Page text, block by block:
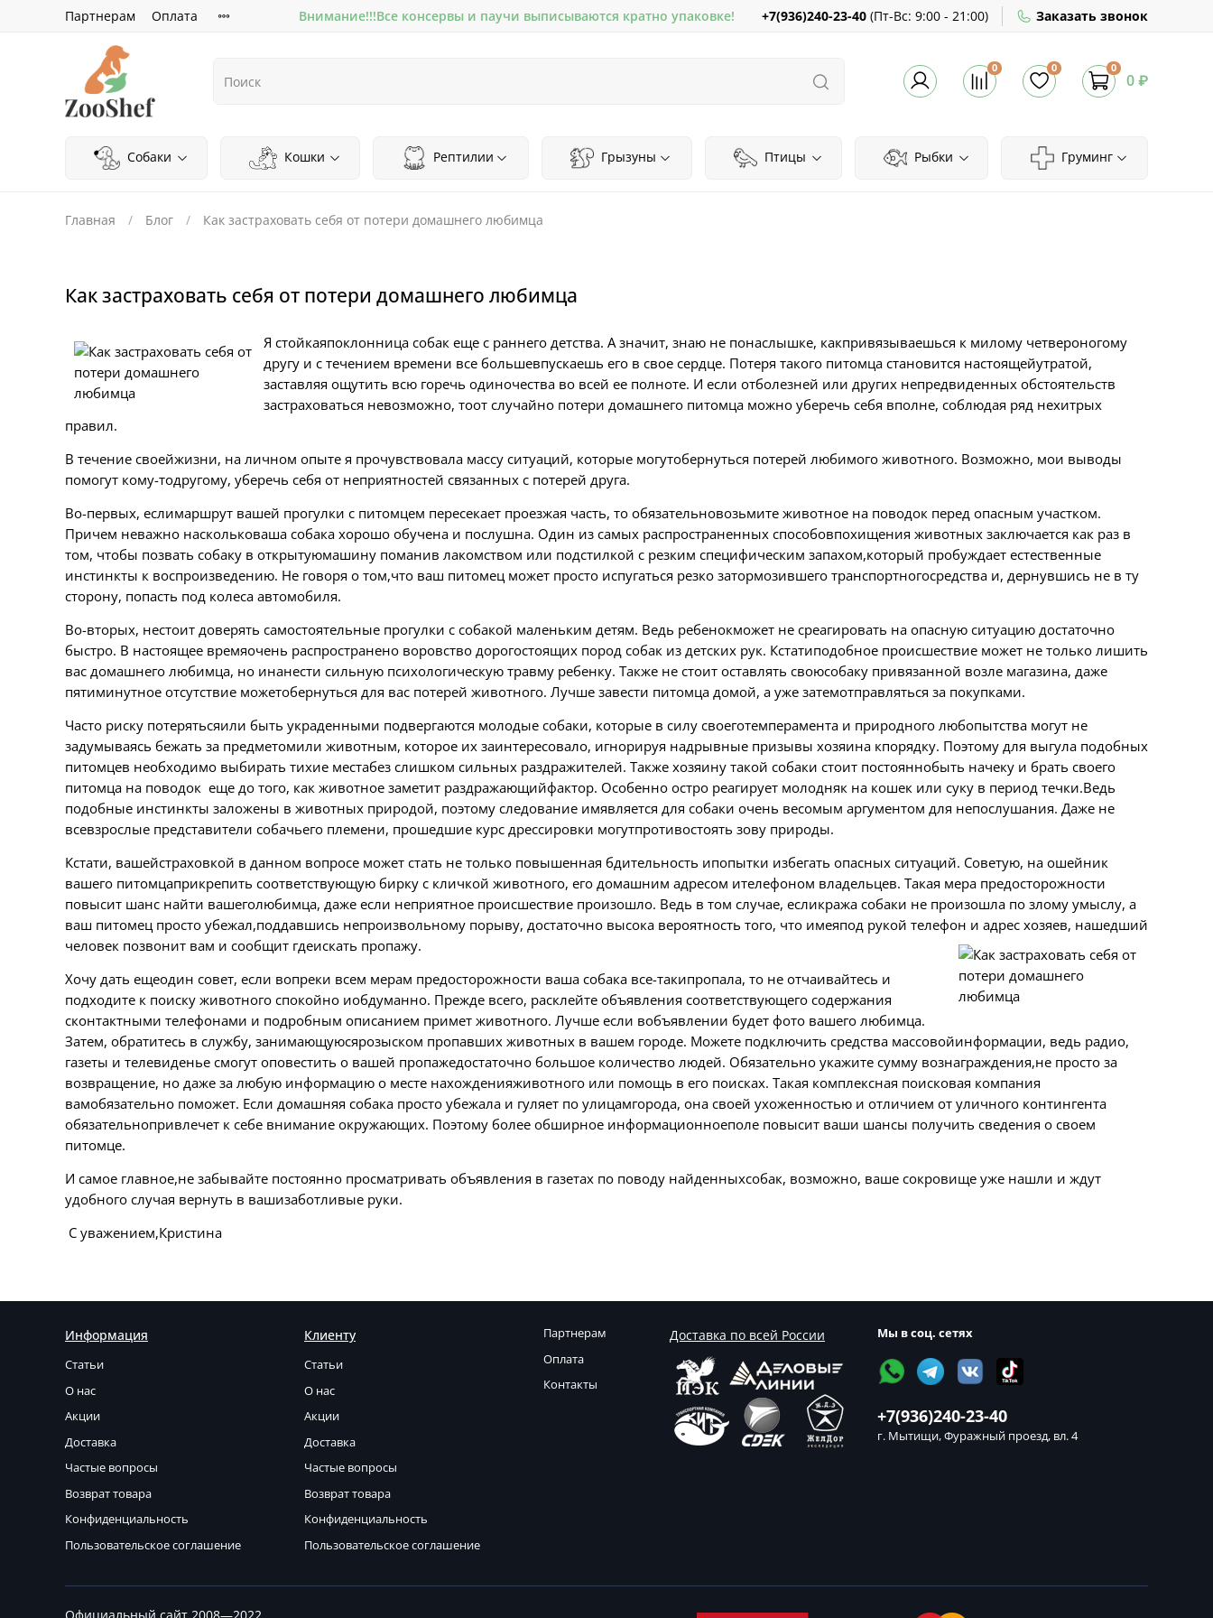
Партнерам Оплата Внимание!!!Все консервы и паучи выписываются кратно упаковке! +7(936)240-23-40 (Пт-Вс: 9:00 - 21:00) Заказать звонок
0 0 0
0 ₽
Собаки Кошки Рептилии Грызуны Птицы Рыбки Груминг
Главная Блог Как застраховать себя от потери домашнего любимца
Как застраховать себя от потери домашнего любимца
Я стойкаяпоклонница собак еще с раннего детства. А значит, знаю не понаслышке, какпривязываешься к милому четвероногому
другу и с течением времени все большевпускаешь его в свое сердце. Потеря такого питомца становится настоящейутратой,
заставляя ощутить всю горечь одиночества во всей ее полноте. И если отболезней или других непредвиденных обстоятельств
застраховаться невозможно, тоот случайно потери домашнего питомца можно уберечь себя вполне, соблюдая ряд нехитрых
правил.
В течение своейжизни, на личном опыте я прочувствовала массу ситуаций, которые могутобернуться потерей любимого животного. Возможно, мои выводы
помогут кому-тодругому, уберечь себя от неприятностей связанных с потерей друга.
Во-первых, еслимаршрут вашей прогулки с питомцем пересекает проезжая часть, то обязательновозьмите животное на поводок перед опасным участком.
Причем неважно наскольковаша собака хорошо обучена и послушна. Один из самых распространенных способовпохищения животных заключается как раз в
том, чтобы позвать собаку в открытуюмашину поманив лакомством или подстилкой с резким специфическим запахом,который пробуждает естественные
инстинкты к воспроизведению. Не говоря о том,что ваш питомец может просто испугаться резко затормозившего транспортногосредства и, дернувшись не в ту
сторону, попасть под колеса автомобиля.
Во-вторых, нестоит доверять самостоятельные прогулки с собакой маленьким детям. Ведь ребенокможет не среагировать на опасную ситуацию достаточно
быстро. В настоящее времяочень распространено воровство дорогостоящих пород собак из детских рук. Кстатиподобное происшествие может не только лишить
вас домашнего любимца, но инанести сильную психологическую травму ребенку. Также не стоит оставлять своюсобаку привязанной возле магазина, даже
пятиминутное отсутствие можетобернуться для вас потерей животного. Лучше завести питомца домой, а уже затемотправляться за покупками.
Часто риску потерятьсяили быть украденными подвергаются молодые собаки, которые в силу своеготемперамента и природного любопытства могут не
задумываясь бежать за предметомили животным, которое их заинтересовало, игнорируя надрывные призывы хозяина кпорядку. Поэтому для выгула подобных
питомцев необходимо выбирать тихие местабез слишком сильных раздражителей. Также хозяину такой собаки стоит постояннобыть начеку и брать своего
питомца на поводок еще до того, как животное заметит раздражающийфактор. Особенно остро реагирует молодняк на кошек или суку в период течки.Ведь
подобные инстинкты заложены в животных природой, поэтому следование имявляется для собаки очень весомым аргументом для непослушания. Даже не
всевзрослые представители собачьего племени, прошедшие курс дрессировки могутпротивостоять зову природы.
Кстати, вашейстраховкой в данном вопросе может стать не только повышенная бдительность ипопытки избегать опасных ситуаций. Советую, на ошейник
вашего питомцаприкрепить соответствующую бирку с кличкой животного, его домашним адресом ителефоном владельцев. Такая мера предосторожности
повысит шанс найти вашеголюбимца, даже если неприятное происшествие произошло. Ведь в том случае, есликража собаки не произошла по злому умыслу, а
ваш питомец просто убежал,поддавшись непроизвольному порыву, достаточно высока вероятность того, что имеяпод рукой телефон и адрес хозяев, нашедший
человек позвонит вам и сообщит гдеискать пропажу.
Хочу дать ещеодин совет, если вопреки всем мерам предосторожности ваша собака все-такипропала, то не отчаивайтесь и
подходите к поиску животного спокойно иобдуманно. Прежде всего, расклейте объявления соответствующего содержания
сконтактными телефонами и подробным описанием примет животного. Лучше если вобъявлении будет фото вашего любимца.
Затем, обратитесь в службу, занимающуюсярозыском пропавших животных в вашем городе. Можете подключить средства массовойинформации, ведь радио,
газеты и телевиденье смогут оповестить о вашей пропажедостаточно большое количество людей. Обязательно укажите сумму вознаграждения,не просто за
возвращение, но даже за любую информацию о месте нахожденияживотного или помощь в его поисках. Такая комплексная поисковая компания
вамобязательно поможет. Если домашняя собака просто убежала и гуляет по улицамгорода, она своей ухоженностью и отличием от уличного контингента
обязательнопривлечет к себе внимание окружающих. Поэтому более обширное информационноеполе повысит ваши шансы получить сведения о своем
питомце.
И самое главное,не забывайте постоянно просматривать объявления в газетах по поводу найденныхсобак, возможно, ваше сокровище уже нашли и ждут
удобного случая вернуть в вашизаботливые руки.
С уважением,Кристина
Информация
Статьи
О нас
Акции
Доставка
Частые вопросы
Возврат товара
Конфиденциальность
Пользовательское соглашение
Клиенту
Статьи
О нас
Акции
Доставка
Частые вопросы
Возврат товара
Конфиденциальность
Пользовательское соглашение
Партнерам
Оплата
Контакты
Доставка по всей России Мы в соц. сетях
+7(936)240-23-40
г. Мытищи, Фуражный проезд, вл. 4
Официальный сайт 2008—2022